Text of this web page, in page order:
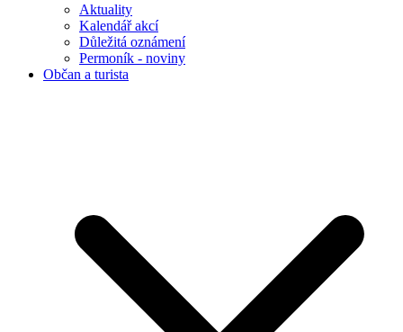
Aktuality
Kalendář akcí
Důležitá oznámení
Permoník - noviny
Občan a turista